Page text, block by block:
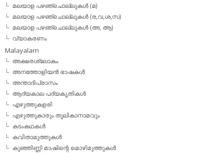
മലയാള പഴഞ്ചൊല്ലുകള്‍ (മ)
മലയാള പഴഞ്ചൊല്ലുകള്‍ (ര,വ,ശ,സ)
മലയാള പഴഞ്ചൊല്ലുകൾ (അ, ആ)
വ്യാകരണം
Malayalam
അക്ഷരശ്ലോകം
അനത്തോളിയന്‍ ഭാഷകള്‍
അന്താദിപ്രാസം
ആദ്യകാല പദ്യകൃതികള്‍
എഴുത്തുകളരി
എഴുത്തുകാരും തൂലികാനാമവും
കടംകഥകള്‍
കവിതാമുത്തുകള്‍
കുഞ്ഞിണ്ണി മാഷിന്റെ മൊഴിമുത്തുകള്‍